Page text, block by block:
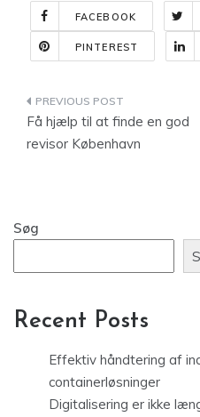
FACEBOOK
PINTEREST
Få hjælp til at finde en god
revisor København
Søg
Recent Posts
Effektiv håndtering af
containerløsninger
Digitalisering er ikke